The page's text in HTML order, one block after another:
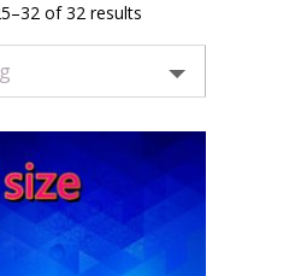
of 32 results